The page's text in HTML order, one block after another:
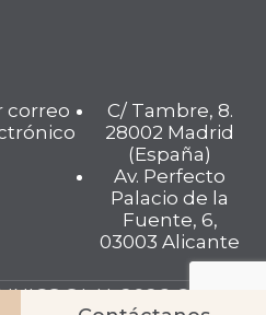
correo
C/ Tambre, 8.
28002 Madrid
(España)
Av. Perfecto
Palacio de la
Fuente, 6,
03003 Alicante
S.L.U. 2026 © Todos